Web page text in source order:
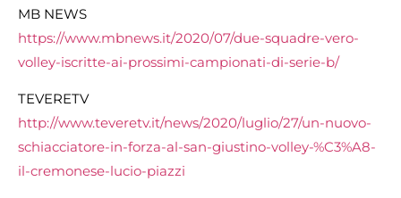
MB NEWS
https://www.mbnews.it/2020/07/due-squadre-vero-
volley-iscritte-ai-prossimi-campionati-di-serie-b/
TEVERETV
http://www.teveretv.it/news/2020/luglio/27/un-nuovo-
schiacciatore-in-forza-al-san-giustino-volley-%C3%A8-
il-cremonese-lucio-piazzi